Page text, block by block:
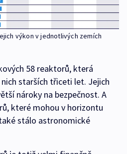
výkon v jednotlivých zemích
58 reaktorů, která
starších třiceti let. Jejich
nároky na bezpečnost. A
které mohou v horizontu
stálo astronomické